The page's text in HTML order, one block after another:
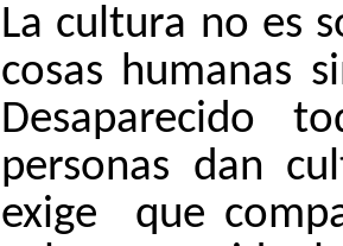
La cultura no es
cosas humanas
Desaparecido
personas dan
exige
que